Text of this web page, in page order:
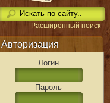
Расширенный поиск
Авторизация
Логин
Пароль